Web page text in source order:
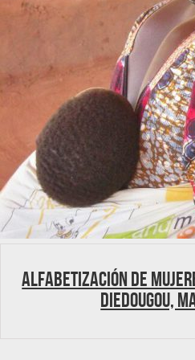
Alfabetización de
Diedougou,